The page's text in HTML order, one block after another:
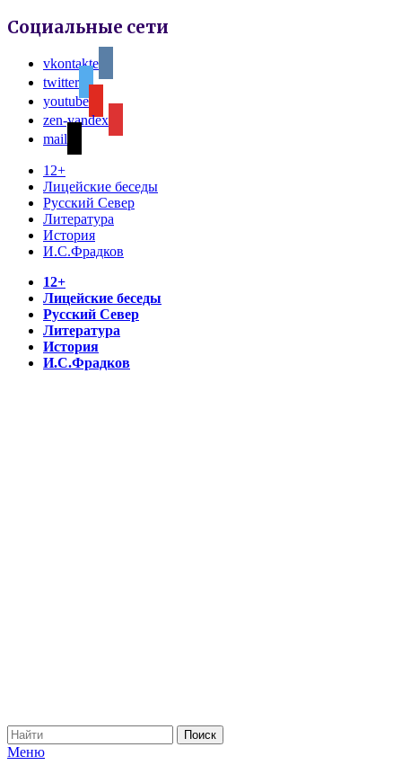
Социальные сети
vkontakte
twitter
youtube
zen-yandex
mail
12+
Лицейские беседы
Русский Север
Литература
История
И.С.Фрадков
12+
Лицейские беседы
Русский Север
Литература
История
И.С.Фрадков
Меню